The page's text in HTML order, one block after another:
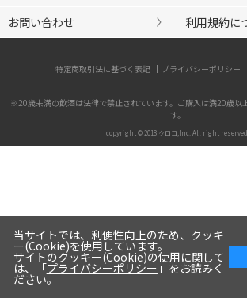
お問い合わせ
利用規約に
特定商取引法に基づく表記 プライバシーポリシー
※20歳未満の飲酒は法律で禁止されています。ご購入は満20歳以
す。
copyright © 2018 クロコ,Inc. All right reserved.
当サイトでは、利便性向上のため、クッキ
ー(Cookie)を使用しています。
サイトのクッキー(Cookie)の使用に関して
は、「プライバシーポリシー 」をお読みく
ださい。